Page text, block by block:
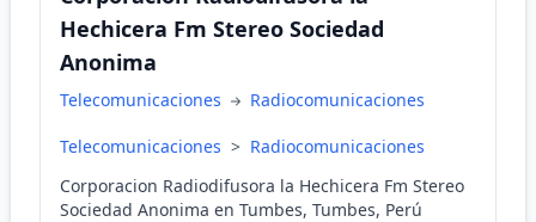
Hechicera Fm Stereo Sociedad
Anonima
Telecomunicaciones Radiocomunicaciones
Telecomunicaciones > Radiocomunicaciones
Corporacion Radiodifusora la Hechicera Fm Stereo
Sociedad Anonima en Tumbes, Tumbes, Perú